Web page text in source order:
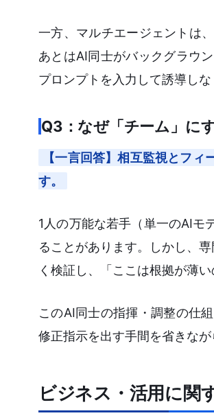
一方、マルチエージェントは
あとはAI同士がバックグラウ
プロンプトを入力して誘導し
Q3：なぜ「チーム」に
【一言回答】相互監視とフ
す。
1人の万能な若手（単一のAIモ
ることがあります。しかし、
く検証し、「ここは根拠が薄
このAI同士の指揮・調整の仕
修正指示を出す手間を省きな
ビジネス・活用に関